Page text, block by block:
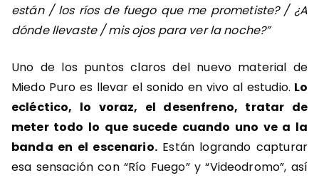
están / los ríos de fuego que me prometiste? / ¿A
dónde llevaste / mis ojos para ver la noche?”
Uno de los puntos claros del nuevo material de
Miedo Puro es llevar el sonido en vivo al estudio. Lo
ecléctico, lo voraz, el desenfreno, tratar de
meter todo lo que sucede cuando uno ve a la
banda en el escenario.Están logrando capturar
esa sensación con “Río Fuego” y “Videodromo”, así